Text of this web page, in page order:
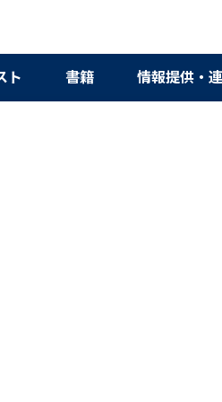
ト 書籍 情報提供・